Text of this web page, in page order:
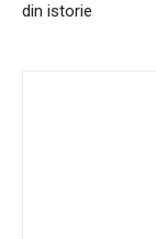
din istorie